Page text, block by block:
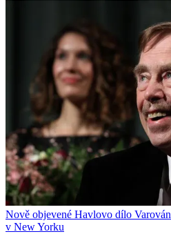
Nově objevené Havlovo dílo
v New Yorku